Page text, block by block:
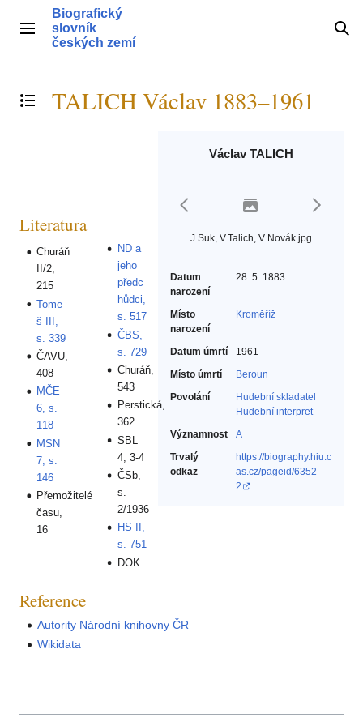
obsahHlavní menu
Biografický
slovník
českých zemí
Přepnout obsah
TALICH Václav 1883–1961
Václav TALICH
J.Suk, V.Talich, V Novák.jpg
Datum
narození
28. 5. 1883
Místo
narození
Kroměříž
Datum úmrtí
1961
Místo úmrtí
Beroun
Povolání
Hudební skladatel‎
Hudební interpret‎
Významnost
A
Trvalý
odkaz
https://biography.hiu.c
as.cz/pageid/6352
2
Literatura
Churáň
II/2,
215
Tome
š III,
s. 339
ČAVU,
408
MČE
6, s.
118
MSN
7, s.
146
Přemožitelé
času,
16
ND a
jeho
předc
hůdci,
s. 517
ČBS,
s. 729
Churáň,
543
Perstická,
362
SBL
4, 3-4
ČSb,
s.
2/1936
HS II,
s. 751
DOK
Reference
Autority Národní knihovny ČR
Wikidata